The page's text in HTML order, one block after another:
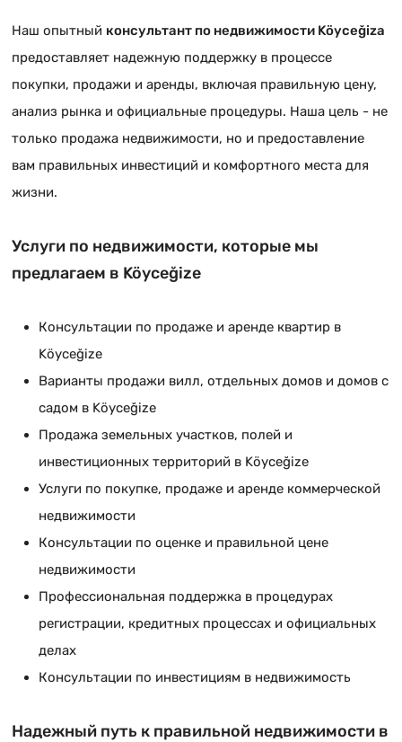
Наш опытный консультант по недвижимости Köyceğizа
предоставляет надежную поддержку в процессе
покупки, продажи и аренды, включая правильную цену,
анализ рынка и официальные процедуры. Наша цель - не
только продажа недвижимости, но и предоставление
вам правильных инвестиций и комфортного места для
жизни.
Услуги по недвижимости, которые мы
предлагаем в Köyceğizе
Консультации по продаже и аренде квартир в
Köyceğizе
Варианты продажи вилл, отдельных домов и домов с
садом в Köyceğizе
Продажа земельных участков, полей и
инвестиционных территорий в Köyceğizе
Услуги по покупке, продаже и аренде коммерческой
недвижимости
Консультации по оценке и правильной цене
недвижимости
Профессиональная поддержка в процедурах
регистрации, кредитных процессах и официальных
делах
Консультации по инвестициям в недвижимость
Надежный путь к правильной недвижимости в